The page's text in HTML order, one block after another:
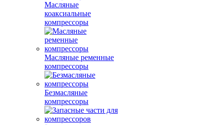
Масляные
коаксиальные
компрессоры
Масляные ременные
компрессоры
Безмасляные
компрессоры